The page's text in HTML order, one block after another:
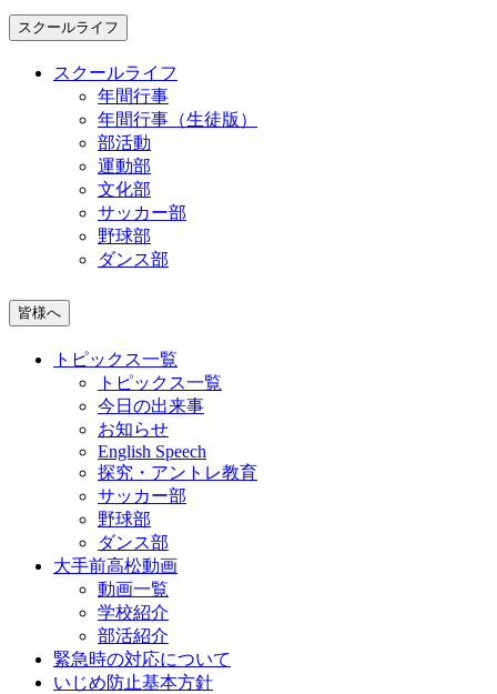
スクールライフ
スクールライフ
年間行事
年間行事（生徒版）
部活動
運動部
文化部
サッカー部
野球部
ダンス部
皆様へ
トピックス一覧
トピックス一覧
今日の出来事
お知らせ
English Speech
探究・アントレ教育
サッカー部
野球部
ダンス部
大手前高松動画
動画一覧
学校紹介
部活紹介
緊急時の対応について
いじめ防止基本方針